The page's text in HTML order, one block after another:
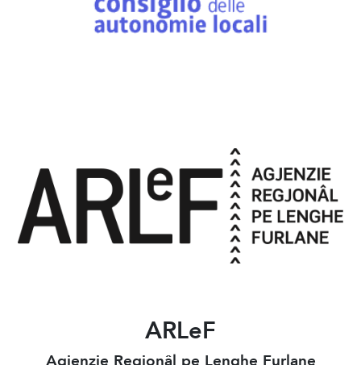
ARLeF